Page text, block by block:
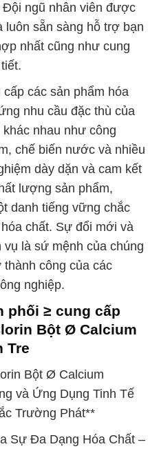
ngũ nhân viên được
luôn sẵn sàng hỗ trợ bạn
nhất cũng như cung
các sản phẩm hóa
nhu cầu đặc thù của
nhau như công
chế biến nước và nhiều
dày dặn và cam kết
lượng sản phẩm,
danh tiếng vững chắc
chất. Sự đổi mới và
là sứ mệnh của chúng
công của các
nghiệp.
phối ≥ cung cấp
Bột Ø Calcium
Tre
Bột Ø Calcium
và Ứng Dụng Tinh Tế
Trường Phát**
Sự Đa Dạng Hóa Chất –